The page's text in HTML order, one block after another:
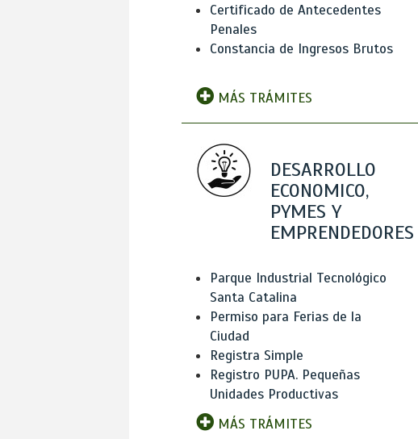
Certificado de Antecedentes
Penales
Constancia de Ingresos Brutos
MÁS TRÁMITES
DESARROLLO
ECONOMICO,
PYMES Y
EMPRENDEDORES
Parque Industrial Tecnológico
Santa Catalina
Permiso para Ferias de la
Ciudad
Registra Simple
Registro PUPA. Pequeñas
Unidades Productivas
MÁS TRÁMITES